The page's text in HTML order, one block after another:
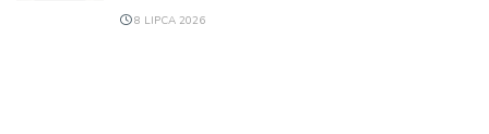
8 LIPCA 2026